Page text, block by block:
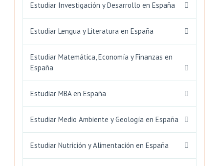
Estudiar Investigación y Desarrollo en España
Estudiar Lengua y Literatura en España
Estudiar Matemática, Economía y Finanzas en
España
Estudiar MBA en España
Estudiar Medio Ambiente y Geología en España
Estudiar Nutrición y Alimentación en España